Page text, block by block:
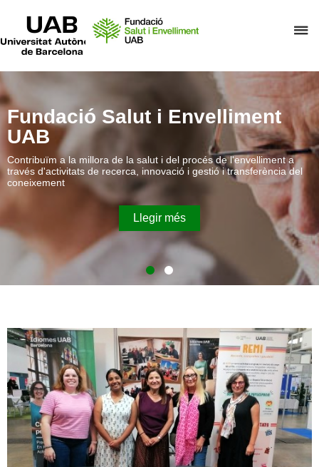
el
Fundació Salut i Envelliment
UAB
Contribuïm a la millora de la salut i del procés de l'envelliment a
través d'activitats de recerca, innovació i gestió i transferència del
coneixement
Llegir més
Actualitat